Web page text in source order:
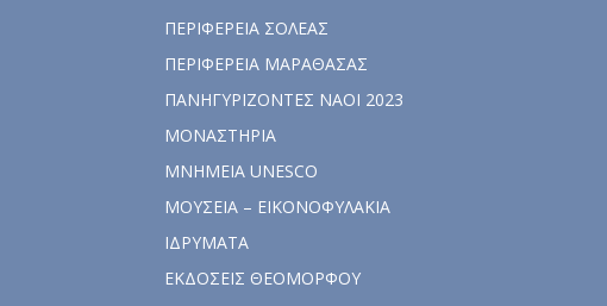
ΠΕΡΙΦΕΡΕΙΑ ΣΟΛΕΑΣ
ΠΕΡΙΦΕΡΕΙΑ ΜΑΡΑΘΑΣΑΣ
ΠΑΝΗΓΥΡΙΖΟΝΤΕΣ ΝΑΟΙ 2023
ΜΟΝΑΣΤΗΡΙΑ
ΜΝΗΜΕΙΑ UNESCO
ΜΟΥΣΕΙΑ – ΕΙΚΟΝΟΦΥΛΑΚΙΑ
ΙΔΡΥΜΑΤΑ
ΕΚΔΟΣΕΙΣ ΘΕΟΜΟΡΦΟΥ